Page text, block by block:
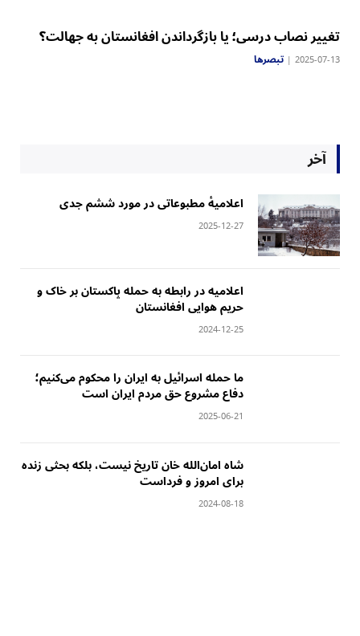
‏تغییر نصاب درسی؛ یا بازگرداندن افغانستان به جهالت؟
2025-07-13 تبصرها
آخر
‏اعلامیهٔ مطبوعاتی در مورد ششم جدی
2025-12-27
‏اعلامیه در رابطه به حمله پاکستان بر خاک و
حریم هوایی افغانستان
2024-12-25
‏ما حمله اسرائیل به ایران را محکوم می‌کنیم؛‏
دفاع مشروع حق مردم ایران است
2025-06-21
‏شاه امان‌الله خان تاریخ نیست، بلکه بحثی زنده
برای امروز و فرداست
2024-08-18